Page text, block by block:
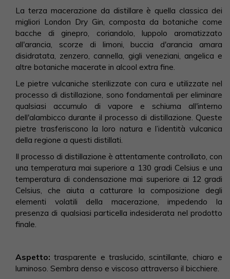
La terza macerazione da distillare è quella classica dei
migliori London Dry Gin, composta da botaniche come
bacche di ginepro, coriandolo, luppolo aromatizzato
all'arancia, scorze di limoni, buccia d'arancia amara
disidratata, zenzero, cannella, gigli veneziani, angelica e
altre botaniche macerate in alcool extra fine.
Le pietre vulcaniche sterilizzate con cura e utilizzate nel
processo di distillazione, sono fondamentali per eliminare
qualsiasi accumulo di vapore e schiuma all'interno
dell'alambicco durante il processo di distillazione. Queste
pietre trasferiscono la loro natura e l’identità vulcanica
della regione a questi distillati.
Il processo di distillazione è attentamente controllato, con
una temperatura mai superiore a 130 gradi Celsius e una
temperatura di condensazione mai superiore ai 12 gradi
Celsius, che aiuta a catturare la composizione degli
elementi volatili della macerazione, impedendo la
presenza di qualsiasi particella indesiderata nel prodotto
finale.
Aspetto:trasparente e traslucido, scintillante, chiaro e
luminoso. Sembra denso e viscoso attraverso il bicchiere.